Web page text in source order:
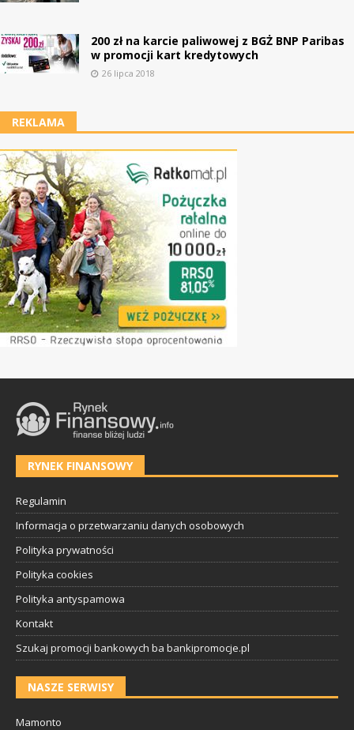
200 zł na karcie paliwowej z BGŻ BNP Paribas
w promocji kart kredytowych
26 lipca 2018
REKLAMA
RYNEK FINANSOWY
Regulamin
Informacja o przetwarzaniu danych osobowych
Polityka prywatności
Polityka cookies
Polityka antyspamowa
Kontakt
Szukaj promocji bankowych ba bankipromocje.pl
NASZE SERWISY
Mamonto